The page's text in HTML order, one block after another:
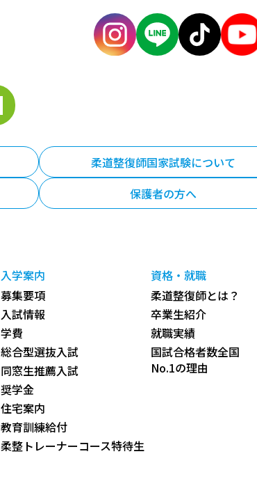
柔道整復師国家試験について
保護者の方へ
入学案内
募集要項
入試情報
学費
総合型選抜入試
同窓生推薦入試
奨学金
住宅案内
教育訓練給付
柔整トレーナーコース特待生
資格・就職
柔道整復師とは？
卒業生紹介
就職実績
国試合格者数全国
No.1の理由